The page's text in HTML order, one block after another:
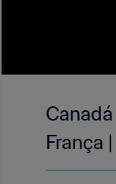
França